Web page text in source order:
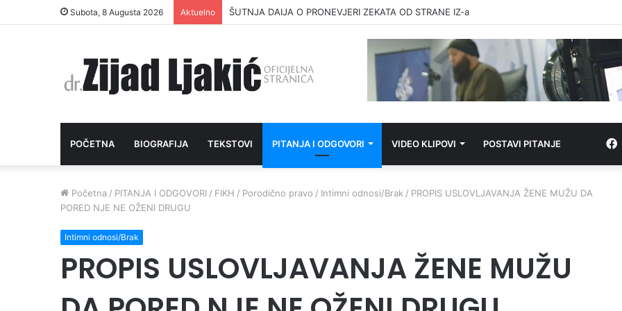
Subota, 8 Augusta 2026 Aktuelno ŠUTNJA DAIJA O PRONEVJERI ZEKATA OD STRANE IZ-a
POČETNA BIOGRAFIJA TEKSTOVI PITANJA I ODGOVORI VIDEO KLIPOVI POSTAVI PITANJE
Početna / PITANJA I ODGOVORI / FIKH / Porodično pravo / Intimni odnosi/Brak / PROPIS USLOVLJAVANJA ŽENE MUŽU DA
PORED NJE NE OŽENI DRUGU
Intimni odnosi/Brak
PROPIS USLOVLJAVANJA ŽENE MUŽU